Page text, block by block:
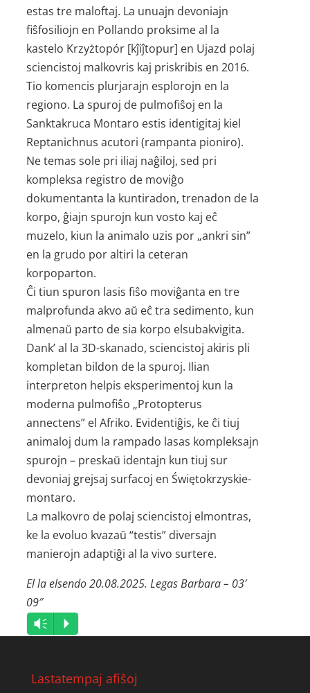
estas tre maloftaj. La unuajn devoniajn
fiŝfosiliojn en Pollando proksime al la
kastelo Krzyżtopór [kĵiĵtopur] en Ujazd polaj
sciencistoj malkovris kaj priskribis en 2016.
Tio komencis plurjarajn esplorojn en la
regiono. La spuroj de pulmofiŝoj en la
Sanktakruca Montaro estis identigitaj kiel
Reptanichnus acutori (rampanta pioniro).
Ne temas sole pri iliaj naĝiloj, sed pri
kompleksa registro de moviĝo
dokumentanta la kuntiradon, trenadon de la
korpo, ĝiajn spurojn kun vosto kaj eĉ
muzelo, kiun la animalo uzis por „ankri sin”
en la grudo por altiri la ceteran
korpoparton.
Ĉi tiun spuron lasis fiŝo moviĝanta en tre
malprofunda akvo aŭ eĉ tra sedimento, kun
almenaŭ parto de sia korpo elsubakvigita.
Dank’ al la 3D-skanado, sciencistoj akiris pli
kompletan bildon de la spuroj. Ilian
interpreton helpis eksperimentoj kun la
moderna pulmofiŝo „Protopterus
annectens” el Afriko. Evidentiĝis, ke ĉi tiuj
animaloj dum la rampado lasas kompleksajn
spurojn – preskaŭ identajn kun tiuj sur
devoniaj grejsaj surfacoj en Świętokrzyskie-
montaro.
La malkovro de polaj sciencistoj elmontras,
ke la evoluo kvazaŭ “testis” diversajn
manierojn adaptiĝi al la vivo surtere.
El la elsendo 20.08.2025. Legas Barbara – 03′
09″
Audio
Player
Vm P
Lastatempaj afiŝoj